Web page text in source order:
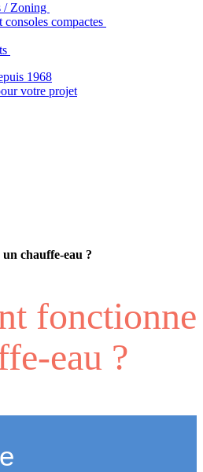
/ Zoning
consoles compactes
1968
votre projet
chauffe-eau ?
fonctionne
eau ?